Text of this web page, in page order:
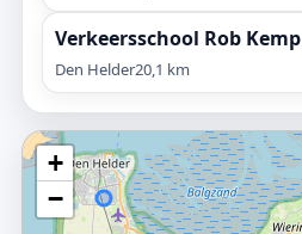
Verkeersschool Rob Kemp
Den Helder20,1 km
+
−